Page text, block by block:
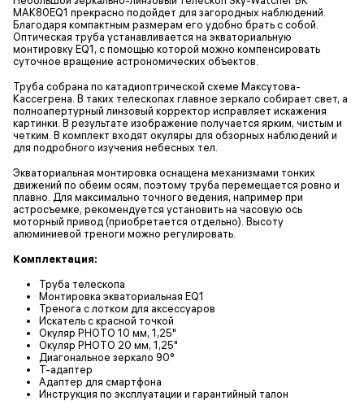
MAK80EQ1 прекрасно подойдет для загородных наблюдений.
Благодаря компактным размерам его удобно брать с собой.
Оптическая труба устанавливается на экваториальную
монтировку EQ1, с помощью которой можно компенсировать
суточное вращение астрономических объектов.
Труба собрана по катадиоптрической схеме Максутова-
Кассегрена. В таких телескопах главное зеркало собирает свет, а
полноапертурный линзовый корректор исправляет искажения
картинки. В результате изображение получается ярким, чистым и
четким. В комплект входят окуляры для обзорных наблюдений и
для подробного изучения небесных тел.
Экваториальная монтировка оснащена механизмами тонких
движений по обеим осям, поэтому труба перемещается ровно и
плавно. Для максимально точного ведения, например при
астросъемке, рекомендуется установить на часовую ось
моторный привод (приобретается отдельно). Высоту
алюминиевой треноги можно регулировать.
Комплектация:
Труба телескопа
Монтировка экваториальная EQ1
Тренога с лотком для аксессуаров
Искатель с красной точкой
Окуляр PHOTO 10 мм, 1,25"
Окуляр PHOTO 20 мм, 1,25"
Диагональное зеркало 90°
Т-адаптер
Адаптер для смартфона
Инструкция по эксплуатации и гарантийный талон